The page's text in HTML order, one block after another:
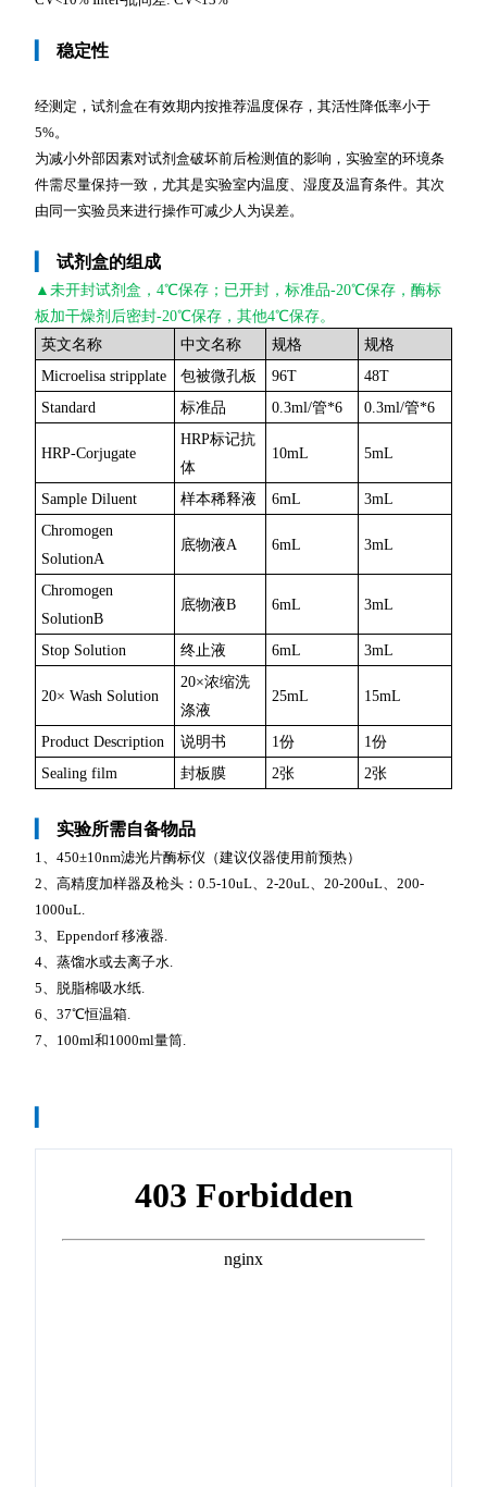
稳定性
经测定，试剂盒在有效期内按推荐温度保存，其活性降低率小于
5%。
为减小外部因素对试剂盒破坏前后检测值的影响，实验室的环境条
件需尽量保持一致，尤其是实验室内温度、湿度及温育条件。其次
由同一实验员来进行操作可减少人为误差。
试剂盒的组成
▲未开封试剂盒，4℃保存；已开封，标准品-20℃保存，酶标
板加干燥剂后密封-20℃保存，其他4℃保存。
英文名称
中文名称 规格
规格
Microelisa stripplate
包被微孔板 96T
48T
Standard
标准品 0.3ml/管*6 0.3ml/管*6
HRP-Corjugate
HRP标记抗
体
10mL 5mL
Sample Diluent 样本稀释液 6mL
3mL
Chromogen
SolutionA
底物液A 6mL 3mL
Chromogen
SolutionB
底物液B 6mL 3mL
Stop Solution 终止液 6mL 3mL
20× Wash Solution
20×浓缩洗
涤液
25mL 15mL
Product Description 说明书 1份
1份
Sealing film
封板膜 2张 2张
实验所需自备物品
1、450±10nm滤光片酶标仪（建议仪器使用前预热）
2、高精度加样器及枪头：0.5-10uL、2-20uL、20-200uL、200-
1000uL.
3、Eppendorf 移液器.
4、蒸馏水或去离子水.
5、脱脂棉吸水纸.
6、37℃恒温箱.
7、100ml和1000ml量筒.